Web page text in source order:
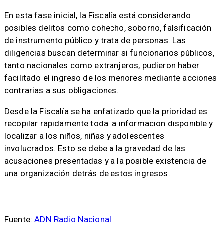
En esta fase inicial, la Fiscalía está considerando
posibles delitos como cohecho, soborno, falsificación
de instrumento público y trata de personas. Las
diligencias buscan determinar si funcionarios públicos,
tanto nacionales como extranjeros, pudieron haber
facilitado el ingreso de los menores mediante acciones
contrarias a sus obligaciones.
Desde la Fiscalía se ha enfatizado que la prioridad es
recopilar rápidamente toda la información disponible y
localizar a los niños, niñas y adolescentes
involucrados. Esto se debe a la gravedad de las
acusaciones presentadas y a la posible existencia de
una organización detrás de estos ingresos.
Fuente:ADN Radio Nacional